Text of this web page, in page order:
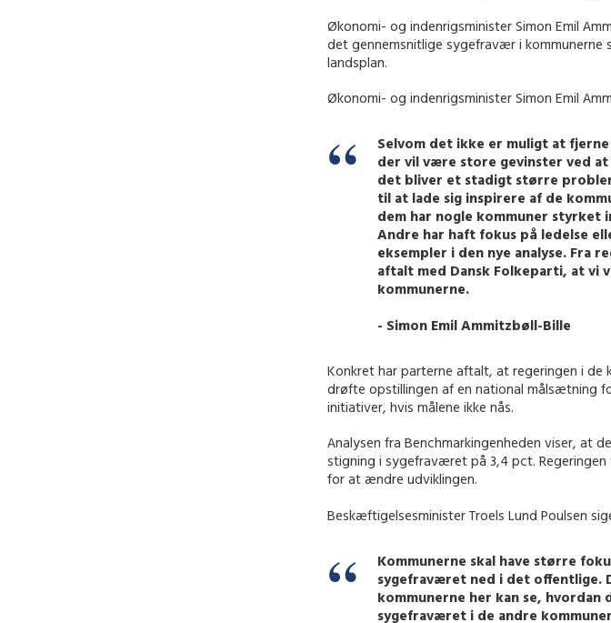
Økonomi- og indenrigsminister Simon Emil
det gennemsnitlige sygefravær i kommunerne
landsplan.
Økonomi- og indenrigsminister Simon Emil
Selvom det ikke er muligt at
der vil være store gevinster ved
det bliver et stadigt større
til at lade sig inspirere af de
dem har nogle kommuner styrket
Andre har haft fokus på ledelse
eksempler i den nye analyse. Fra
aftalt med Dansk Folkeparti, at vi
kommunerne.
- Simon Emil Ammitzbøll-Bille
Konkret har parterne aftalt, at regeringen i de
drøfte opstillingen af en national målsætning
initiativer, hvis målene ikke nås.
Analysen fra Benchmarkingenheden viser, at
stigning i sygefraværet på 3,4 pct.
for at ændre udviklingen.
Beskæftigelsesminister Troels Lund Poulsen
Kommunerne skal have større
sygefraværet ned i det offentlige.
kommunerne her kan se,
sygefraværet i de andre